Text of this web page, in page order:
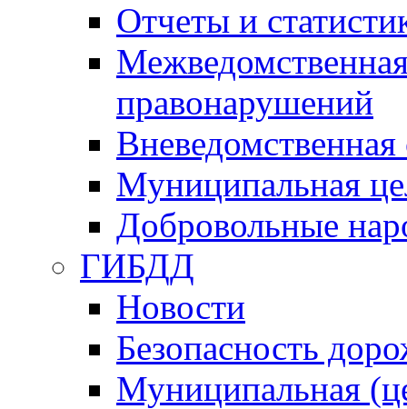
Отчеты и
правонарушений
Вневедомственная
Муниципальная
Добровольные
ГИБДД
Новости
Безопасность
Муниципальная